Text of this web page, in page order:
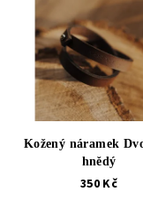
Kožený náramek
hnědý
350 Kč